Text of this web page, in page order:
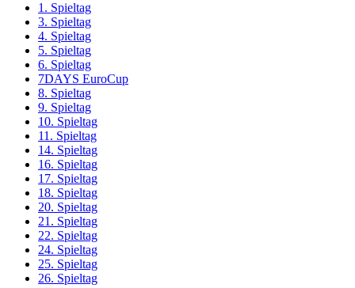
1. Spieltag
3. Spieltag
4. Spieltag
5. Spieltag
6. Spieltag
7DAYS EuroCup
8. Spieltag
9. Spieltag
10. Spieltag
11. Spieltag
14. Spieltag
16. Spieltag
17. Spieltag
18. Spieltag
20. Spieltag
21. Spieltag
22. Spieltag
24. Spieltag
25. Spieltag
26. Spieltag